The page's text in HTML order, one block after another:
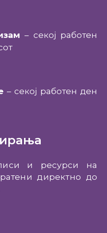
– секој работен
– секој работен ден
и ресурси на
директно до